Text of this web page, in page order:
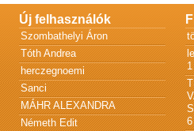
Új felhasználók
Szombathelyi Áron
Tóth Andrea
herczegnoemi
Sanci
MÁHR ALEXANDRA
Németh Edit